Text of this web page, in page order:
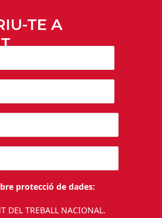
TE A
protecció de dades:
DEL TREBALL NACIONAL.